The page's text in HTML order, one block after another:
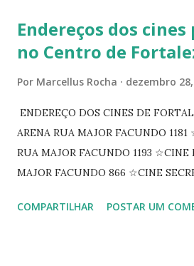
Endereços dos
no Centro de
Por Marcellus Rocha dezembro
ENDEREÇO DOS CINES DE
ARENA RUA MAJOR FACUNDO
RUA MAJOR FACUNDO 1193 ☆CINE
MAJOR FACUNDO 866 ☆CINE
PEIXOTO 1307 ☆CINE IRIS RUA
COMPARTILHAR POSTAR UM